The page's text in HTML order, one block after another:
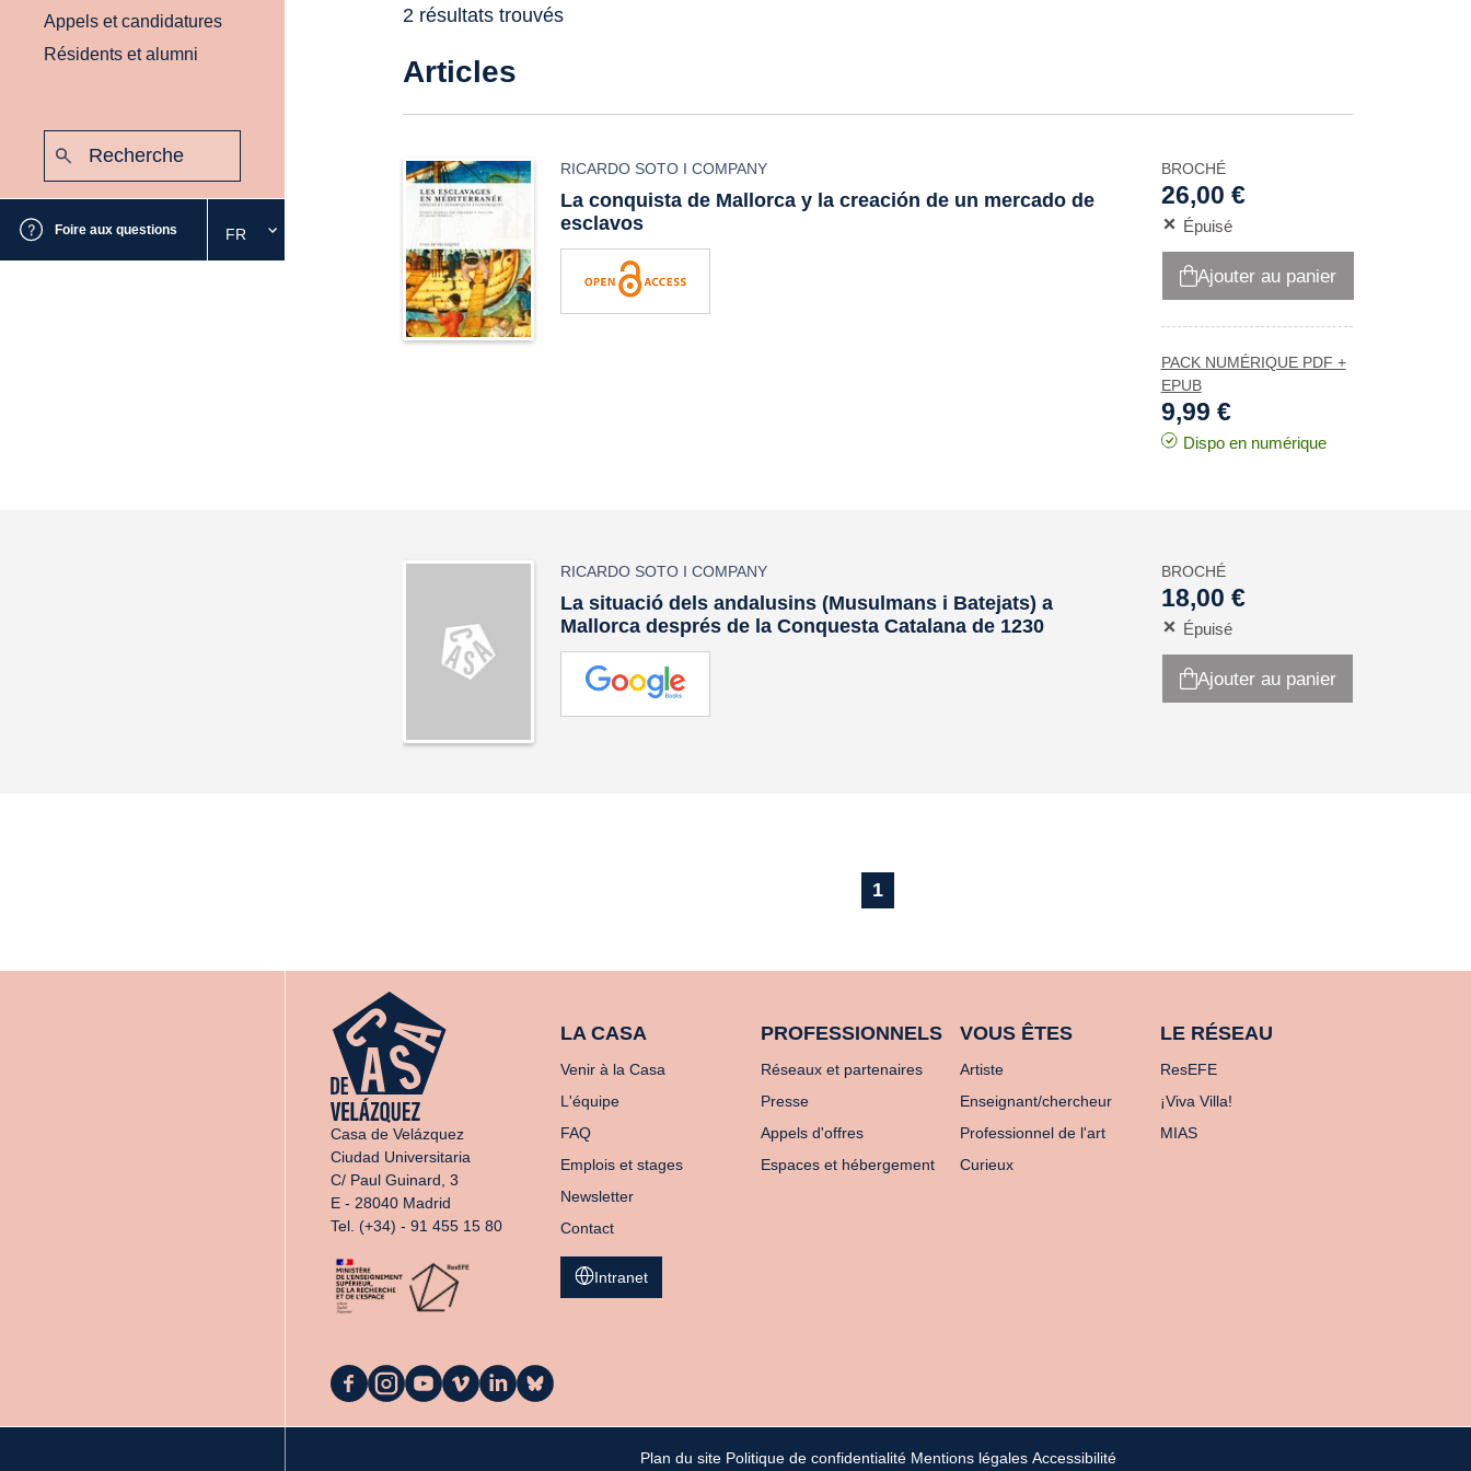
Appels et candidatures
Résidents et alumni
Foire aux questions
Sélectionnez
la
FR
2 résultats trouvés
Articles
RICARDO SOTO I COMPANY
La conquista de Mallorca y la creación de un mercado de
esclavos
BROCHÉ
26,00 €
Épuisé
Ajouter au panier
PACK NUMÉRIQUE PDF +
EPUB
9,99 €
Dispo en numérique
RICARDO SOTO I COMPANY
La situació dels andalusins (Musulmans i Batejats) a
Mallorca després de la Conquesta Catalana de 1230
BROCHÉ
18,00 €
Épuisé
Ajouter au panier
1
Casa de Velázquez
Ciudad Universitaria
C/ Paul Guinard, 3
E - 28040 Madrid
Tel. (+34) - 91 455 15 80
LA CASA
Venir à la Casa
L'équipe
FAQ
Emplois et stages
Newsletter
Contact
PROFESSIONNELS
Réseaux et partenaires
Presse
Appels d'offres
Espaces et hébergement
VOUS ÊTES
Artiste
Enseignant/chercheur
Professionnel de l'art
Curieux
LE RÉSEAU
ResEFE
¡Viva Villa!
MIAS
Intranet
La
Casa
sur
La
Casa
sur
La
Casa
sur
La
Casa
sur
La
Casa
sur
La
Casa
sur
Plan du site Politique de confidentialité Mentions légales Accessibilité